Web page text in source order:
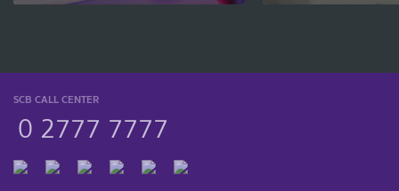
SCB CALL CENTER
0 2777 7777